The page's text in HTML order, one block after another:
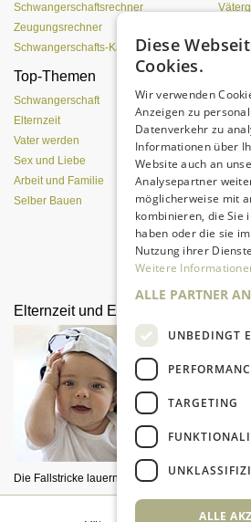
Schwangerschaftsrechner
Zeugungsrechner
Schwangerschafts-Kalender
Top-Themen
Schwangerschaft
Elternzeit
Vater werden
Sex und Liebe
Arbeit und Familie
Selber Bauen
Alle
Elternzeit und Elterngeld
Die Fallstricke lauern im Detail.
Diese
Cookies.
Wir verwenden
Anzeigen zu
Datenverkehr zu
Informationen über
Website auch an
Analysepartner
möglicherweise mit
kombinieren, die Sie
haben oder die sie
Nutzung ihrer
Weitere
ALLE PARTNER
UNBEDINGT
TARGETING
ALLE